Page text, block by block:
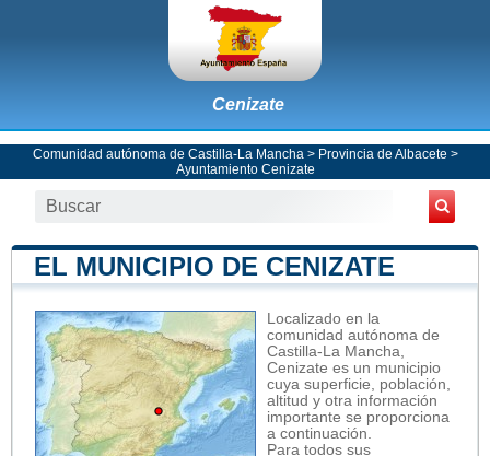
Cenizate
Comunidad autónoma de Castilla-La Mancha > Provincia de Albacete >
Ayuntamiento Cenizate
EL MUNICIPIO DE CENIZATE
Localizado en la
comunidad autónoma de
Castilla-La Mancha,
Cenizate es un municipio
cuya superficie, población,
altitud y otra información
importante se proporciona
a continuación.
Para todos sus